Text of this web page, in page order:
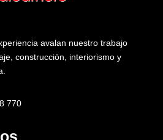
avalan nuestro trabajo
construcción, interiorismo y
770